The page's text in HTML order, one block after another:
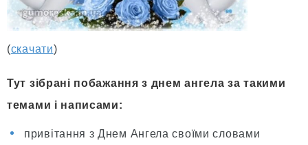
(скачати)
Тут зібрані побажання з днем ангела за такими
темами і написами:
привітання з Днем Ангела своїми словами